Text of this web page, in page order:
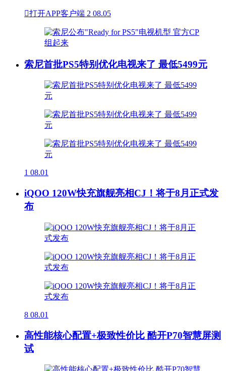
打开APP客户端 2 08.05
索尼首批PS5特别优化电视来了 最低5499元
1 08.01
iQOO 120W快充旗舰亮相CJ！将于8月正式发
布
8 08.01
高性能核心配置+极致性价比 酷开P70智慧屏测
试